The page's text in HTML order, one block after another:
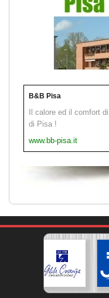
B&B Pisa
Il calore ed il comfort
di Pisa !
www.bb-pisa.it